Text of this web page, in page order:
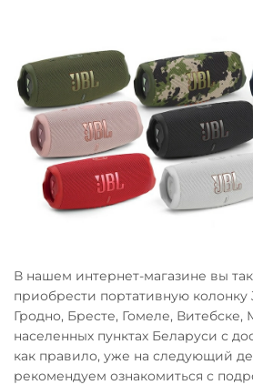
В нашем интернет-магазине вы
приобрести портативную колонку
Гродно, Бресте, Гомеле,
населенных пунктах Беларуси с
как правило, уже на следующий
рекомендуем ознакомиться с